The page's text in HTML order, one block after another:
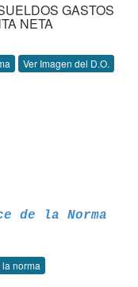
GASTOS
NETA
Ver Imagen del D.O.
de la Norma
norma